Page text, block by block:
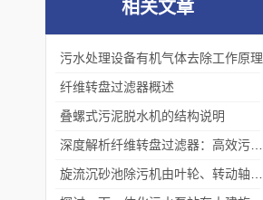
相关文章
污水处理设备有机气体去除工作原理
纤维转盘过滤器概述
叠螺式污泥脱水机的结构说明